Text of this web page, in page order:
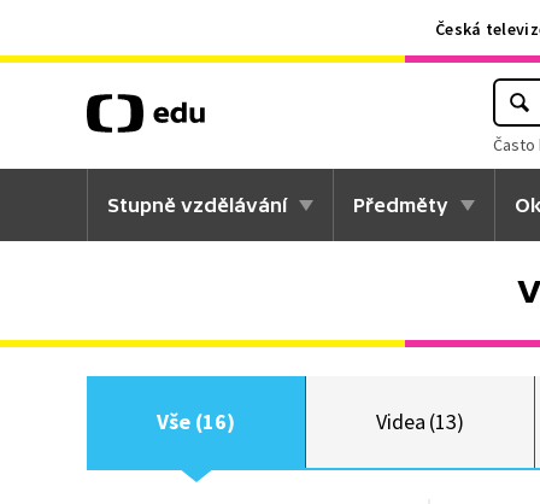
Česká
Často
Stupně vzdělávání Předměty
Vše (16) Videa (13)